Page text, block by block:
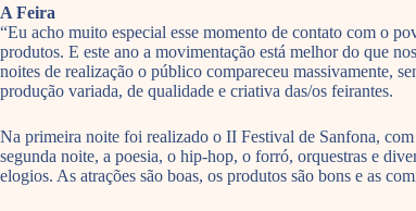
A Feira
“Eu acho muito especial esse momento de contato com o
produtos. E este ano a movimentação está melhor do que
noites de realização o público compareceu massivamente,
produção variada, de qualidade e criativa das/os feirantes.
Na primeira noite foi realizado o II Festival de Sanfona,
segunda noite, a poesia, o hip-hop, o forró, orquestras e
elogios. As atrações são boas, os produtos são bons e as